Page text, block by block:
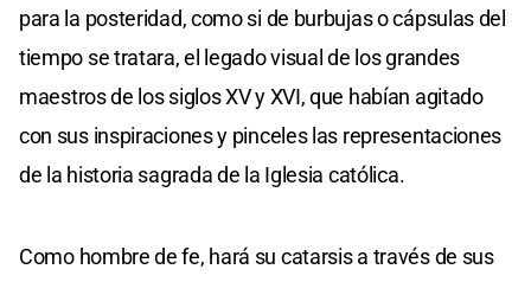
para la posteridad, como si de burbujas o cápsulas del
tiempo se tratara, el legado visual de los grandes
maestros de los siglos XV y XVI, que habían agitado
con sus inspiraciones y pinceles las representaciones
de la historia sagrada de la Iglesia católica.
Como hombre de fe, hará su catarsis a través de sus